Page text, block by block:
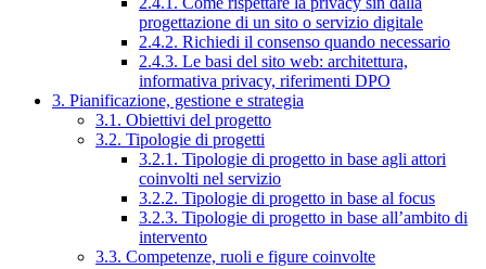
progettazione di un sito o servizio digitale
2.4.2. Richiedi il consenso quando necessario
2.4.3. Le basi del sito web: architettura,
informativa privacy, riferimenti DPO
3. Pianificazione, gestione e strategia
3.1. Obiettivi del progetto
3.2. Tipologie di progetti
3.2.1. Tipologie di progetto in base agli attori
coinvolti nel servizio
3.2.2. Tipologie di progetto in base al focus
3.2.3. Tipologie di progetto in base all’ambito di
intervento
3.3. Competenze, ruoli e figure coinvolte